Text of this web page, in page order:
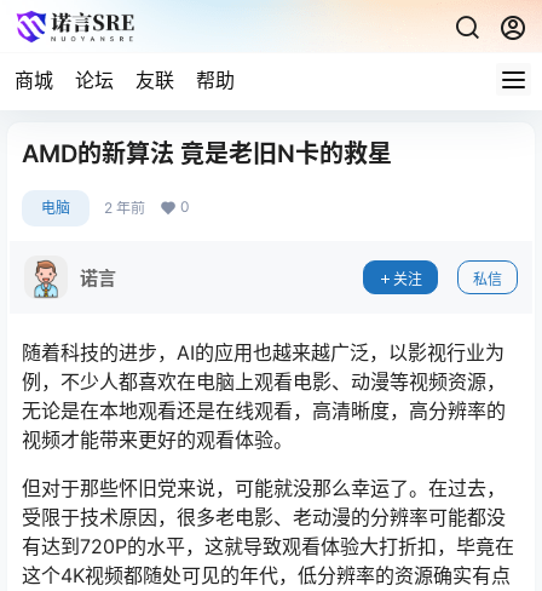
商城 论坛 友联 帮助
AMD的新算法 竟是老旧N卡的救星
电脑 2 年前 0
诺言 关注 私信
随着科技的进步，AI的应用也越来越广泛，以影视行业为
例，不少人都喜欢在电脑上观看电影、动漫等视频资源，
无论是在本地观看还是在线观看，高清晰度，高分辨率的
视频才能带来更好的观看体验。
但对于那些怀旧党来说，可能就没那么幸运了。在过去，
受限于技术原因，很多老电影、老动漫的分辨率可能都没
有达到720P的水平，这就导致观看体验大打折扣，毕竟在
这个4K视频都随处可见的年代，低分辨率的资源确实有点